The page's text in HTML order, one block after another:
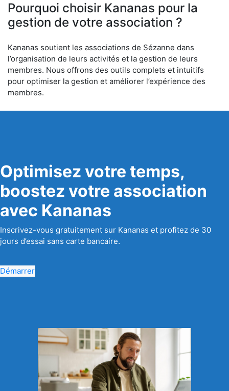
Pourquoi choisir Kananas pour la
gestion de votre association ?
Kananas soutient les associations de Sézanne dans
l’organisation de leurs activités et la gestion de leurs
membres. Nous offrons des outils complets et intuitifs
pour optimiser la gestion et améliorer l’expérience des
membres.
Optimisez votre temps,
boostez votre association
avec Kananas
Inscrivez-vous gratuitement sur Kananas et profitez de 30
jours d’essai sans carte bancaire.
Démarrer